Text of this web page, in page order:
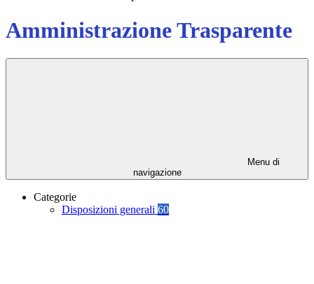
Amministrazione Trasparente
Menu di
navigazione
Categorie
Disposizioni generali 60